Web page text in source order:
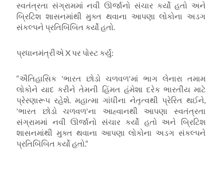
સ્વતંત્રતા સંગ્રામમાં નવી ઊર્જાનો સંચાર કર્યો હતો અને
બ્રિટિશ શાસનમાંથી મુક્ત થવાના આપણા લોકોના અડગ
સંકલ્પને પ્રતિબિંબિત કર્યો હતો.
પ્રધાનમંત્રીએ X પર પોસ્ટ કર્યું:
“ઐતિહાસિક 'ભારત છોડો ચળવળ'માં ભાગ લેનારા તમામ
લોકોને યાદ કરીને તેમની હિંમત હંમેશા દરેક ભારતીય માટે
પ્રેરણારૂપ રહેશે. મહાત્મા ગાંધીના નેતૃત્વથી પ્રેરિત થઈને,
'ભારત છોડો ચળવળ'ના આહ્વાનથી આપણા સ્વતંત્રતા
સંગ્રામમાં નવી ઊર્જાનો સંચાર કર્યો હતો અને બ્રિટિશ
શાસનમાંથી મુક્ત થવાના આપણા લોકોના અડગ સંકલ્પને
પ્રતિબિંબિત કર્યો હતો.”